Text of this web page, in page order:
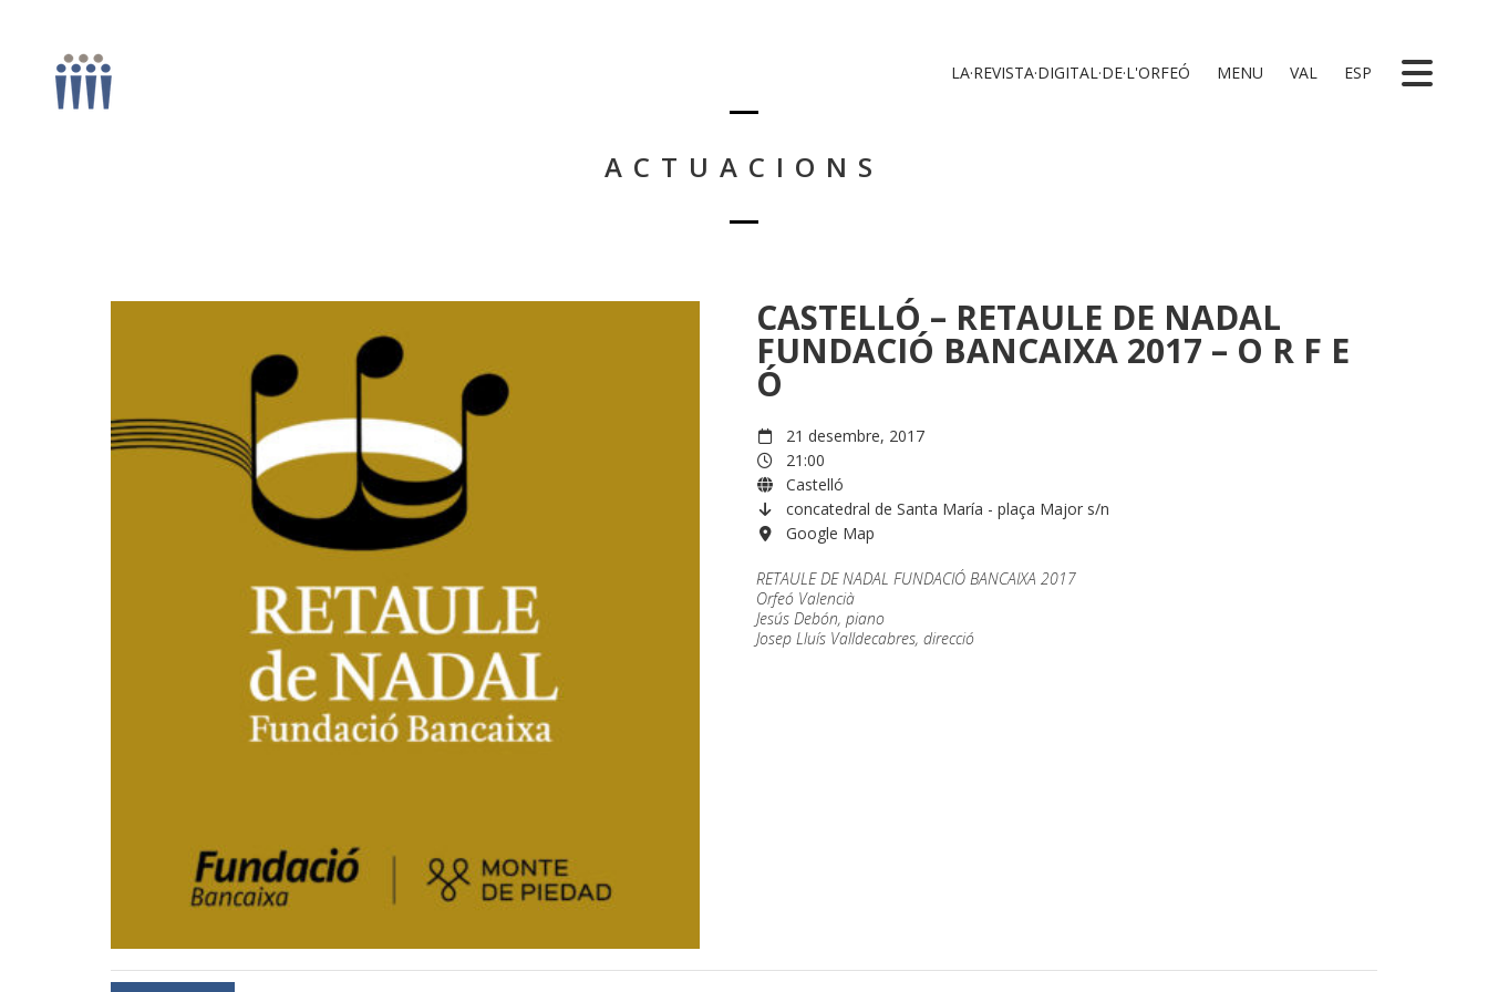
LA·REVISTA·DIGITAL·DE·L'ORFEÓ MENU VAL ESP
ACTUACIONS
CASTELLÓ – RETAULE DE NADAL
FUNDACIÓ BANCAIXA 2017 – O R F E
Ó
21 desembre, 2017
21:00
Castelló
concatedral de Santa María - plaça Major s/n
Google Map
RETAULE DE NADAL FUNDACIÓ BANCAIXA 2017
Orfeó Valencià
Jesús Debón, piano
Josep Lluís Valldecabres, direcció